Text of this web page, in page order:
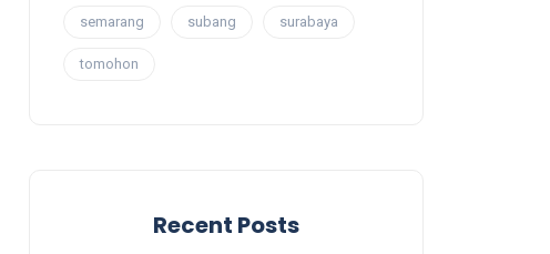
semarang subang surabaya
tomohon
Recent Posts